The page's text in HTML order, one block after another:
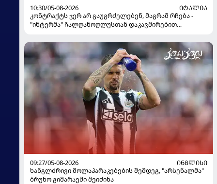
10:30/05-08-2026
ᲘᲢᲐᲚᲘᲐ
კონტრაქტს ჯერ არ გაუგრძელებენ, მაგრამ რჩება -
"ინტერმა" ჩალღანოღლუსთან დაკავშირებით
09:27/05-08-2026
ᲘᲜᲒᲚᲘᲡᲘ
ხანგლძრივი მოლაპარაკებების შემდეგ, "არსენალმა"
ბრუნო გიმარაეში შეიძინა